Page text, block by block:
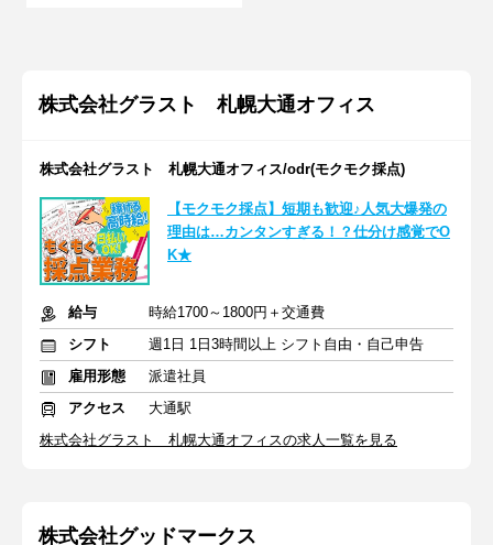
株式会社グラスト 札幌大通オフィス
株式会社グラスト 札幌大通オフィス/odr(モクモク採点)
【モクモク採点】短期も歓迎♪人気大爆発の
理由は…カンタンすぎる！？仕分け感覚でO
K★
給与
時給1700～1800円＋交通費
シフト
週1日 1日3時間以上 シフト自由・自己申告
雇用形態
派遣社員
アクセス
大通駅
株式会社グラスト 札幌大通オフィスの求人一覧を見る
株式会社グッドマークス